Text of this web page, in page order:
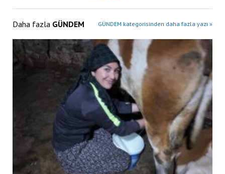
Daha fazla GÜNDEM GÜNDEM kategorisinden daha fazla yazı »